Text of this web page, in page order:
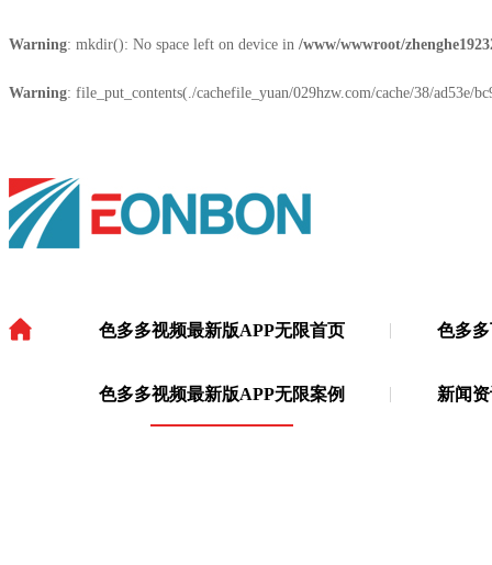
Warning: mkdir(): No space left on device in /www/wwwroot/
Warning: file_put_contents(./cachefile_yuan/029hzw.com/cache/38/
色多多视频最新版APP无限首页 色多
色多多视频最新版APP无限案例 新闻